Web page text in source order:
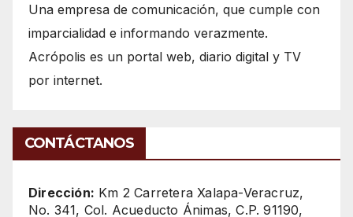
Una empresa de comunicación, que cumple con
imparcialidad e informando verazmente.
Acrópolis es un portal web, diario digital y TV
por internet.
CONTÁCTANOS
Dirección: Km 2 Carretera Xalapa-Veracruz,
No. 341, Col. Acueducto Ánimas, C.P. 91190,